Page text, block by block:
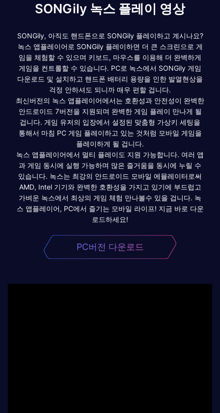
SONGily 녹스 플레이 영상
SONGily, 아직도 핸드폰으로 SONGily 플레이하고 계시나요?
녹스 앱플레이어로 SONGily 플레이하면 더 큰 스크린으로 게
임을 체험할 수 있으며 키보드, 마우스를 이용해 더 완벽하게
게임을 컨트롤할 수 있습니다. PC로 녹스에서 SONGily 게임
다운로드 및 설치하고 핸드폰 배터리 용량을 인한 발열현상을
걱정 안하셔도 되니까 매우 편할 겁니다.
최신버전의 녹스 앱플레이어에서는 호환성과 안전성이 완벽한
안드로이드 7버전을 지원되며 완벽한 게임 플레이 만나게 될
겁니다. 게임 유저의 입장에서 설정된 맞춤형 가상키 세팅을
통해서 마침 PC 게임 플레이하고 있는 것처럼 모바일 게임을
플레이하게 될 겁니다.
녹스 앱플레이어에서 멀티 플레이도 지원 가능합니다. 여러 앱
과 게임 동시에 실행 가능하며 많은 즐거움을 동시에 누릴 수
있습니다. 녹스는 최강의 안드로이드 모바일 에뮬레이터로써
AMD, Intel 기기와 완벽한 호환성을 가지고 있기에 부드럽고
가벼운 녹스에서 최상의 게임 체험 만나볼수 있을 겁니다. 녹
스 앱플레이어, PC에서 즐기는 모바일 라이프! 지금 바로 다운
로드하세요!
PC버전 다운로드